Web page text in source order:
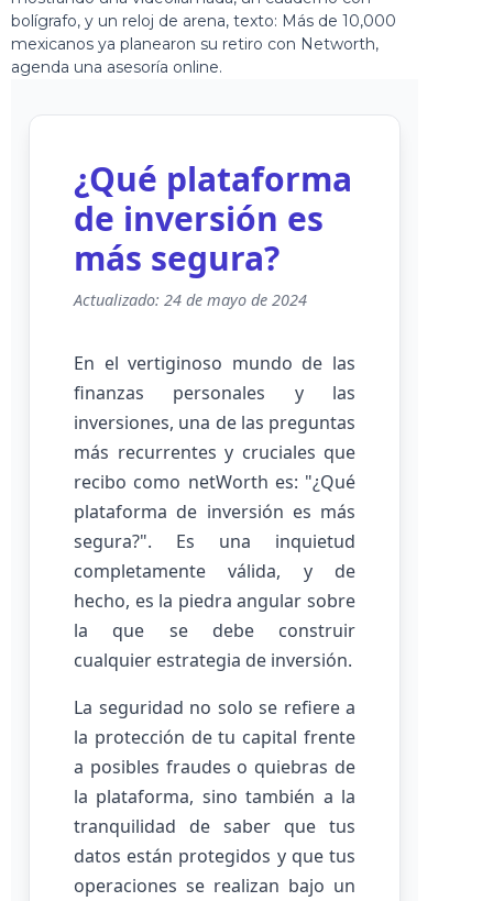
¿Qué plataforma
de inversión es
más segura?
Actualizado: 24 de mayo de 2024
En el vertiginoso mundo de las
finanzas personales y las
inversiones, una de las preguntas
más recurrentes y cruciales que
recibo como netWorth es: "¿Qué
plataforma de inversión es más
segura?". Es una inquietud
completamente válida, y de
hecho, es la piedra angular sobre
la que se debe construir
cualquier estrategia de inversión.
La seguridad no solo se refiere a
la protección de tu capital frente
a posibles fraudes o quiebras de
la plataforma, sino también a la
tranquilidad de saber que tus
datos están protegidos y que tus
operaciones se realizan bajo un